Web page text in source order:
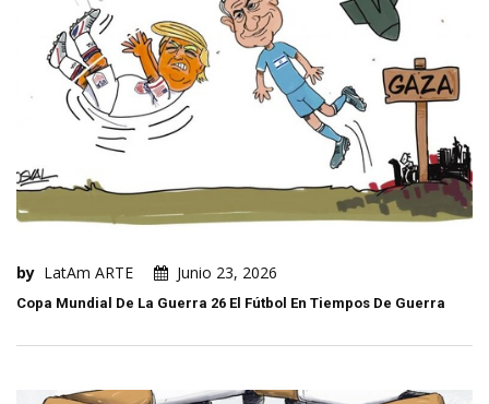
by LatAm ARTE Junio 23, 2026
Copa Mundial De La Guerra 26 El Fútbol En Tiempos De Guerra